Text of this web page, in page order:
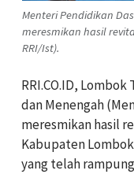
Menteri Pendidikan
meresmikan hasil
RRI/Ist).
RRI.CO.ID,
dan Menengah
meresmikan hasil
Kabupaten
yang telah